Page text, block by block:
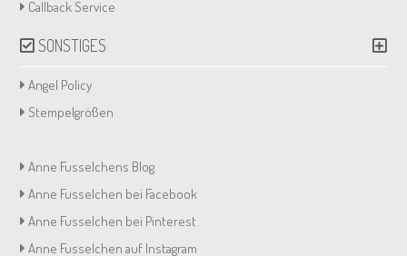
Callback Service
SONSTIGES
Angel Policy
Stempelgrößen
Anne Fusselchens Blog
Anne Fusselchen bei Facebook
Anne Fusselchen bei Pinterest
Anne Fusselchen auf Instagram